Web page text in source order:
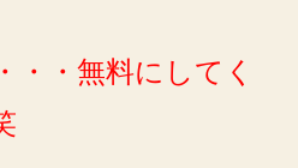
・・無料にしてく